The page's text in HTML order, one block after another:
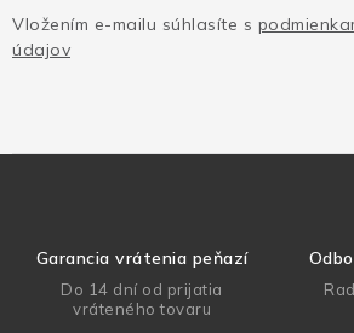
Vložením e-mailu súhlasíte s
údajov
Garancia vrátenia peňazí
Do 14 dní od prijatia
vráteného tovaru